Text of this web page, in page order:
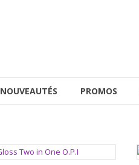
NOUVEAUTÉS PROMOS